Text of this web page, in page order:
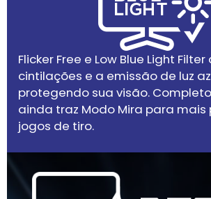
Flicker Free e Low Blue Light
cintilações e a emissão de luz
protegendo sua visão.
ainda traz Modo Mira para mais
jogos de tiro.